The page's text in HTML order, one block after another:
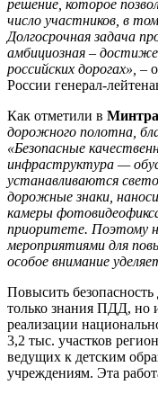
решение, которое
число участников, в
Долгосрочная задача
амбициозная –
российских дорогах», –
России генерал-
Как отметили в
дорожного полотна,
«Безопасные
инфраструктура —
устанавливаются
дорожные знаки,
камеры
приоритете. Поэтому
мероприятиями для
особое внимание
Повысить
только знания ПДД, но
реализации
3,2 тыс. участков
ведущих к детским
учреждениям. Эта